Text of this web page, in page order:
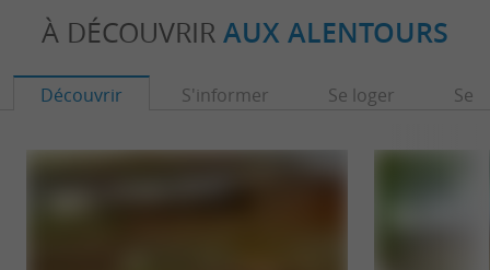
À DÉCOUVRIR AUX ALENTOURS
Découvrir S'informer Se loger Se